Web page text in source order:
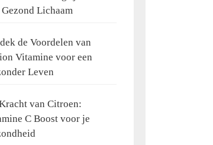
Gezond Lichaam
de Voordelen van
Vitamine voor een
Leven
van Citroen:
C Boost voor je